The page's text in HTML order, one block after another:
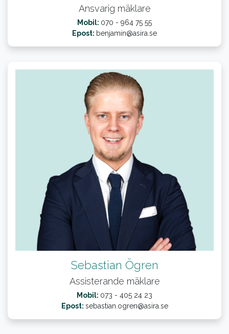
Ansvarig mäklare
Mobil: 070 - 964 75 55
Epost: benjamin@asira.se
Sebastian Ögren
Assisterande mäklare
Mobil: 073 - 405 24 23
Epost: sebastian.ogren@asira.se